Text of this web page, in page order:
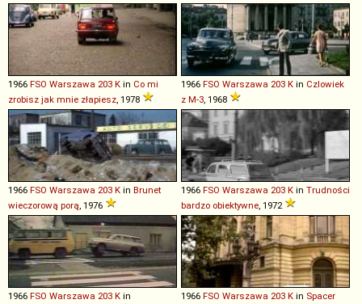
1966 FSO Warszawa 203 K in Co mi
zrobisz jak mnie złapiesz , 1978
1966 FSO Warszawa 203 K in Czlowiek
z M-3 , 1968
1966 FSO Warszawa 203 K in Brunet
wieczorową porą , 1976
1966 FSO Warszawa 203 K in Trudności
bardzo obiektywne , 1972
1966 FSO Warszawa 203 K in
1966 FSO Warszawa 203 K in Spacer